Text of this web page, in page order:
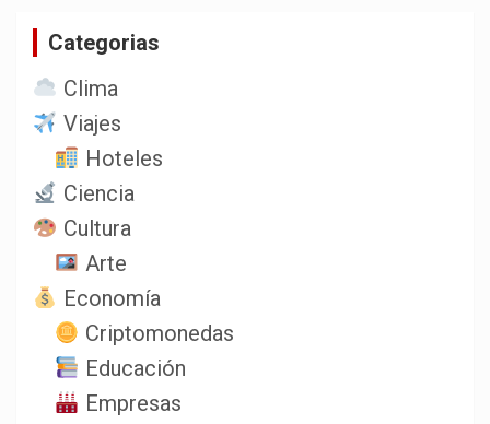
Categorias
Clima
Viajes
Hoteles
Ciencia
Cultura
Arte
Economía
Criptomonedas
Educación
Empresas